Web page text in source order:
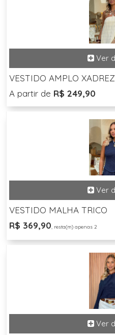
VESTIDO AMPLO XADREZ
A partir de R$ 249,90
VESTIDO MALHA TRICO
R$ 369,90, resta(m) apenas 2